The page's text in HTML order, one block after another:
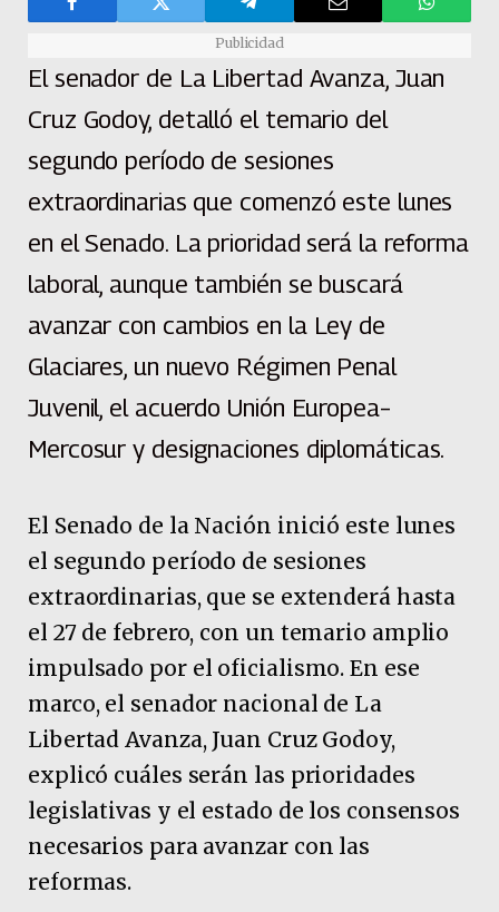
Publicidad
El senador de La Libertad Avanza, Juan
Cruz Godoy, detalló el temario del
segundo período de sesiones
extraordinarias que comenzó este lunes
en el Senado. La prioridad será la reforma
laboral, aunque también se buscará
avanzar con cambios en la Ley de
Glaciares, un nuevo Régimen Penal
Juvenil, el acuerdo Unión Europea–
Mercosur y designaciones diplomáticas.
El Senado de la Nación inició este lunes
el segundo período de sesiones
extraordinarias, que se extenderá hasta
el 27 de febrero, con un temario amplio
impulsado por el oficialismo. En ese
marco, el senador nacional de La
Libertad Avanza, Juan Cruz Godoy,
explicó cuáles serán las prioridades
legislativas y el estado de los consensos
necesarios para avanzar con las
reformas.